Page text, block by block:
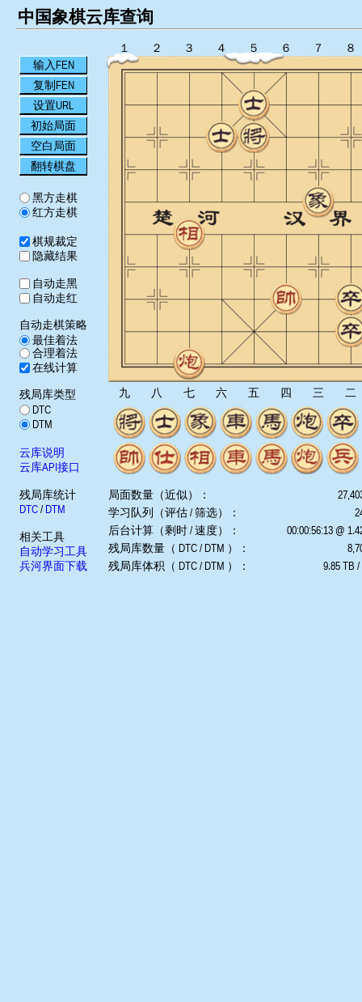
中国象棋云库查询
输入FEN
复制FEN
设置URL
初始局面
空白局面
翻转棋盘
黑方走棋
红方走棋
棋规裁定
隐藏结果
自动走黑
自动走红
自动走棋策略
最佳着法
合理着法
在线计算
残局库类型
DTC
DTM
云库说明
云库API接口
残局库统计
DTC/ DTM
相关工具
自动学习工具
兵河界面下载
１ ２ ３ ４ ５ ６ ７ ８
九 八 七 六 五 四 三 二
局面数量（近似）：
学习队列（评估 / 筛选）：
后台计算（剩时 / 速度）：
00:00:56:13 @
残局库数量（ DTC / DTM ）：
残局库体积（ DTC / DTM ）：
9.85 TB